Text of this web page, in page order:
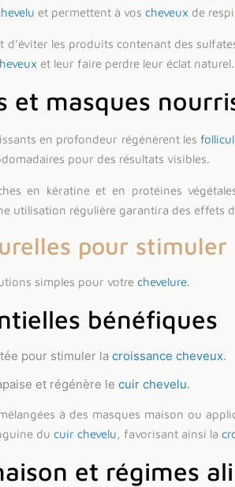
et permettent à vos cheveux de
les produits contenant des
et leur faire perdre leur éclat naturel.
et masques
en profondeur régénèrent les
pour des résultats visibles.
en kératine et en protéines
utilisation régulière garantira des effets
pour stimuler
simples pour votre chevelure.
bénéfiques
pour stimuler la croissance cheveux.
et régénère le cuir chevelu.
à des masques maison ou
du cuir chevelu, favorisant ainsi la
et régimes